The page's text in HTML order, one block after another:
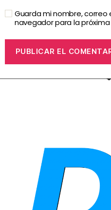
Guarda mi nombre,
navegador para la